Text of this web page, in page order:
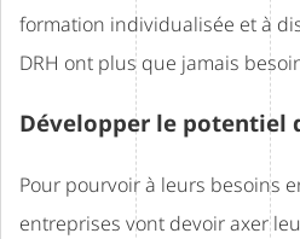
formation individualisée et à
DRH ont plus que jamais
Développer le potentiel
Pour pourvoir à leurs besoins
entreprises vont devoir axer